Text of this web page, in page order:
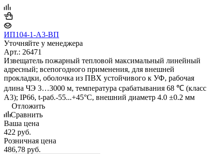
ИП104-1-A3-ВП
Уточняйте у менеджера
Арт.: 26471
Извещатель пожарный тепловой максимальный линейный
адресный; всепогодного применения, для внешней
прокладки, оболочка из ПВХ устойчивого к УФ, рабочая
длина ЧЭ 3…3000 м, температура срабатывания 68 ℃ (класс
A3); IP66, t-раб.-55...+45°C, внешний диаметр 4.0 ±0.2 мм
Отложить
Сравнить
Ваша цена
422 руб.
Розничная цена
486,78 руб.